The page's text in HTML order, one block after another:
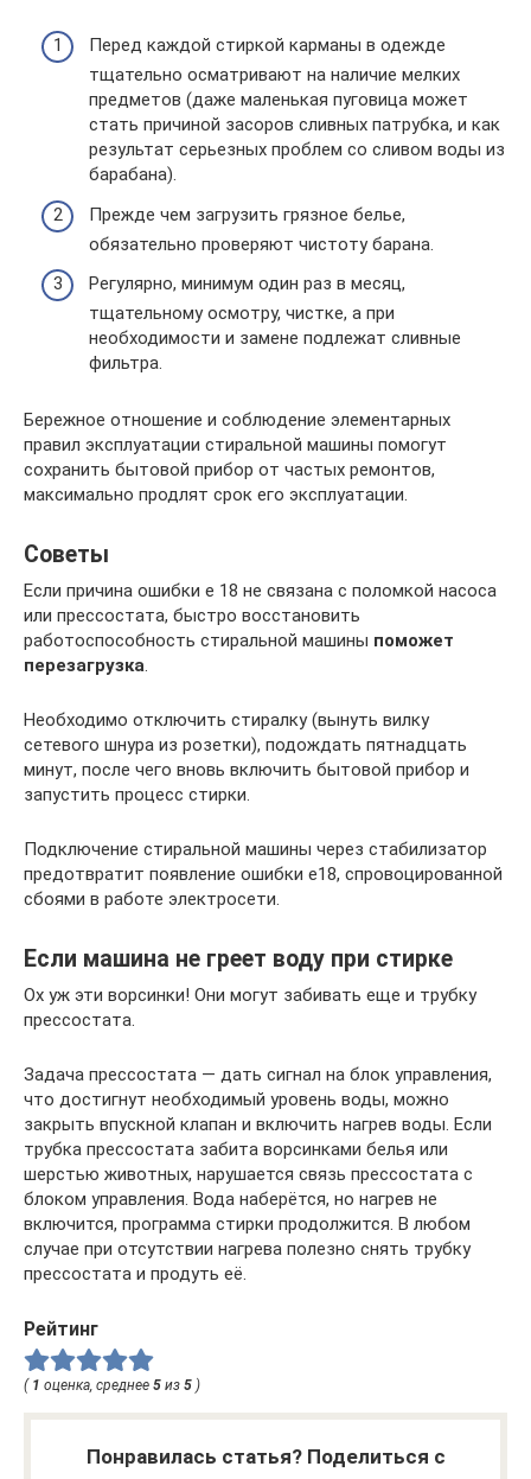
Перед каждой стиркой карманы в одежде
тщательно осматривают на наличие мелких
предметов (даже маленькая пуговица может
стать причиной засоров сливных патрубка, и как
результат серьезных проблем со сливом воды из
барабана).
Прежде чем загрузить грязное белье,
обязательно проверяют чистоту барана.
Регулярно, минимум один раз в месяц,
тщательному осмотру, чистке, а при
необходимости и замене подлежат сливные
фильтра.
Бережное отношение и соблюдение элементарных
правил эксплуатации стиральной машины помогут
сохранить бытовой прибор от частых ремонтов,
максимально продлят срок его эксплуатации.
Советы
Если причина ошибки е 18 не связана с поломкой насоса
или прессостата, быстро восстановить
работоспособность стиральной машины поможет
перезагрузка.
Необходимо отключить стиралку (вынуть вилку
сетевого шнура из розетки), подождать пятнадцать
минут, после чего вновь включить бытовой прибор и
запустить процесс стирки.
Подключение стиральной машины через стабилизатор
предотвратит появление ошибки е18, спровоцированной
сбоями в работе электросети.
Если машина не греет воду при стирке
Ох уж эти ворсинки! Они могут забивать еще и трубку
прессостата.
Задача прессостата — дать сигнал на блок управления,
что достигнут необходимый уровень воды, можно
закрыть впускной клапан и включить нагрев воды. Если
трубка прессостата забита ворсинками белья или
шерстью животных, нарушается связь прессостата с
блоком управления. Вода наберётся, но нагрев не
включится, программа стирки продолжится. В любом
случае при отсутствии нагрева полезно снять трубку
прессостата и продуть её.
Рейтинг
( 1 оценка, среднее 5 из 5 )
Понравилась статья? Поделиться с